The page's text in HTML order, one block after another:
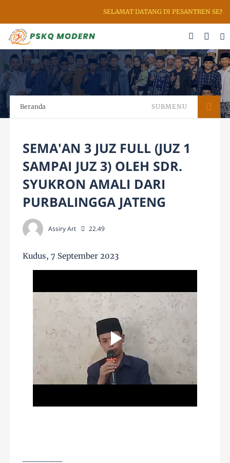
SELAMAT DATANG DI PESANTREN SENI
Beranda SUBMENU
SEMA'AN 3 JUZ FULL (JUZ 1
SAMPAI JUZ 3) OLEH SDR.
SYUKRON AMALI DARI
PURBALINGGA JATENG
Assiry Art 22.49
Kudus, 7 September 2023